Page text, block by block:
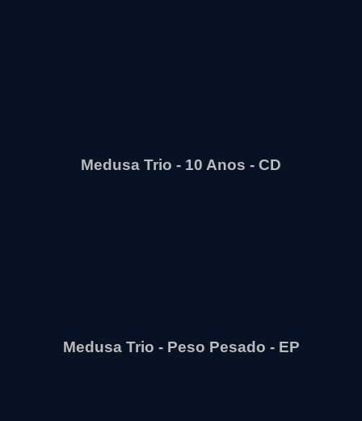
Medusa Trio - 10 Anos - CD
Medusa Trio - Peso Pesado - EP